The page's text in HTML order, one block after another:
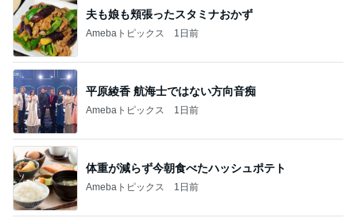
夫も娘も頬張ったスタミナおかず
Amebaトピックス 1日前
平原綾香 航海士ではない方向音痴
Amebaトピックス 1日前
体重が減らず今朝食べたハッシュポテト
Amebaトピックス 1日前